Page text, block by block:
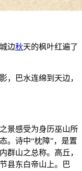
边秋天的枫叶红遍了
，巴水连绵到天边，
景感受为身历巫山所
。诗中“枕障”，是置
群山之总称。高丘，
县东白帝山上。巴